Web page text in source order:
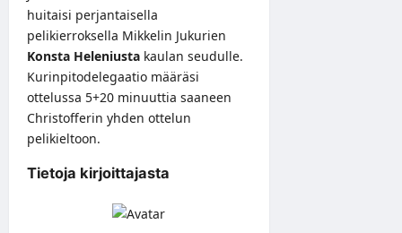
huitaisi perjantaisella
pelikierroksella Mikkelin Jukurien
Konsta Heleniusta kaulan seudulle.
Kurinpitodelegaatio määräsi
ottelussa 5+20 minuuttia saaneen
Christofferin yhden ottelun
pelikieltoon.
Tietoja kirjoittajasta